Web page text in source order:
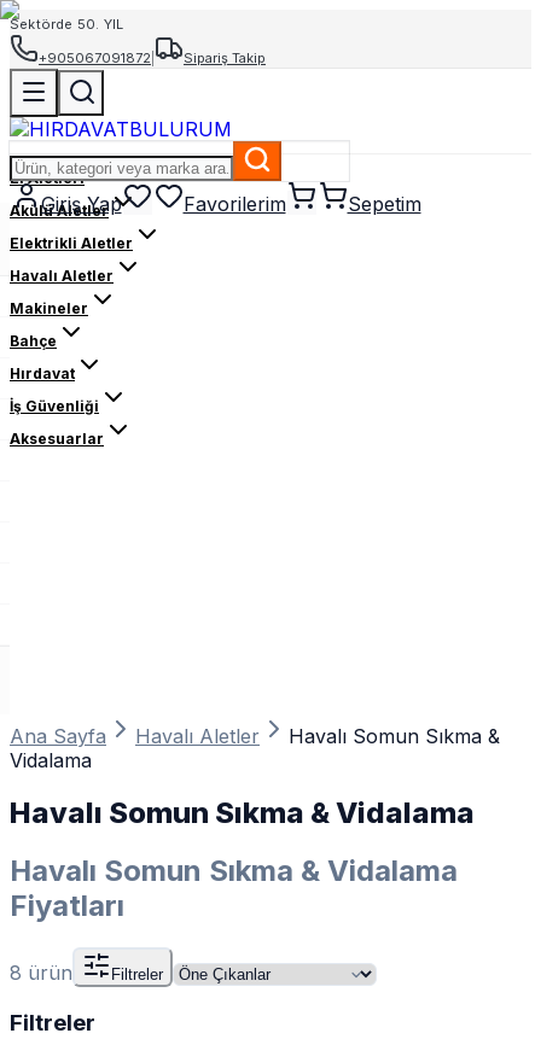
Sektörde 50. YIL
+905067091872
Sipariş Takip
Giriş Yap Favorilerim Sepetim
El Aletleri
Akülü Aletler
Elektrikli Aletler
Havalı Aletler
Makineler
Bahçe
Hırdavat
İş Güvenliği
Aksesuarlar
Ana Sayfa Havalı Aletler
Havalı Somun Sıkma &
Vidalama
Havalı Somun Sıkma & Vidalama
Havalı Somun Sıkma & Vidalama
Fiyatları
8 ürün Filtreler
Filtreler